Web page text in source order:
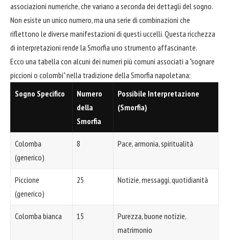
associazioni numeriche, che variano a seconda dei dettagli del sogno.
Non esiste un unico numero, ma una serie di combinazioni che
riflettono le diverse manifestazioni di questi uccelli. Questa ricchezza
di interpretazioni rende la Smorfia uno strumento affascinante.
Ecco una tabella con alcuni dei numeri più comuni associati a "sognare
piccioni o colombi" nella tradizione della Smorfia napoletana:
Sogno Specifico
Numero
della
Smorfia
Possibile Interpretazione
(Smorfia)
Colomba
(generico)
8 Pace, armonia, spiritualità
Piccione
(generico)
25 Notizie, messaggi, quotidianità
Colomba bianca 15
Purezza, buone notizie,
matrimonio